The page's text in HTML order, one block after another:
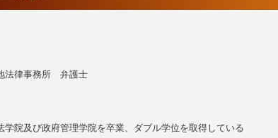
法律事務所 弁護士
学院及び政府管理学院を卒業、ダブル学位を取得している